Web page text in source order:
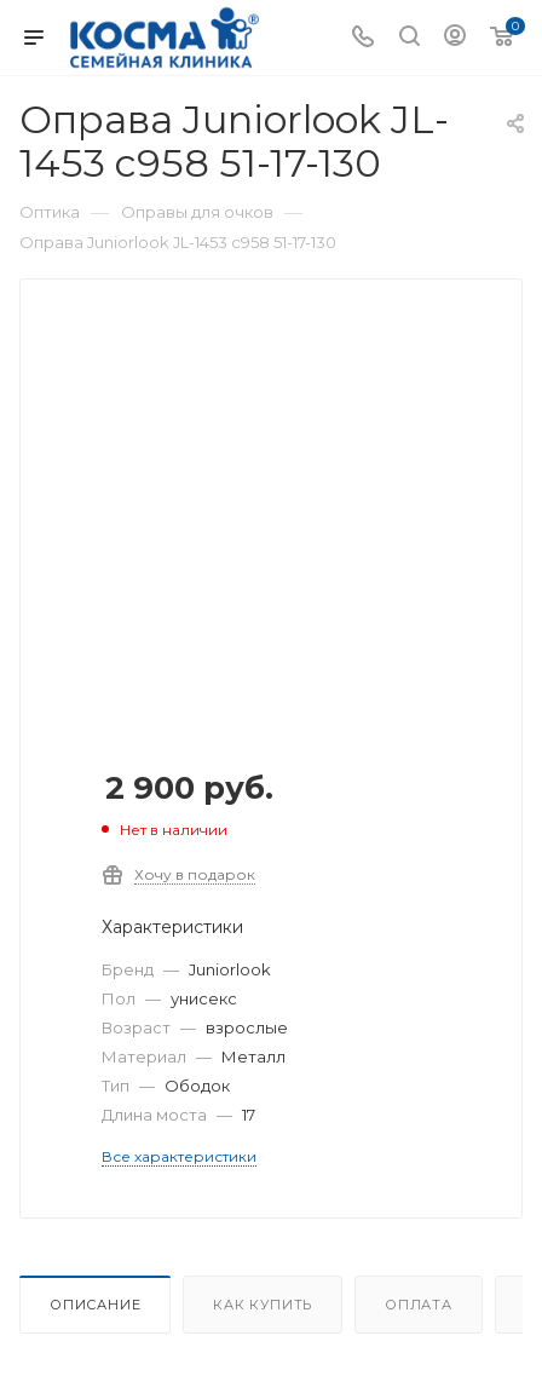
0
Оправа Juniorlook JL-
1453 c958 51-17-130
Оптика — Оправы для очков —
Оправа Juniorlook JL-1453 c958 51-17-130
2 900 руб.
Нет в наличии
Хочу в подарок
Характеристики
Бренд — Juniorlook
Пол — унисекс
Возраст — взрослые
Материал — Металл
Тип — Ободок
Длина моста — 17
Все характеристики
ОПИСАНИЕ КАК КУПИТЬ ОПЛАТА